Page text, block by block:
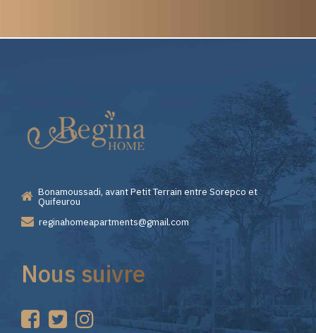
Casino
—
Premiers
Pas
sur
Choisir
Lizaro
Casino
pour
vos
Bonamoussadi, avant Petit Terrain entre Sorepco et
Quifeurou
reginahomeapartments@gmail.com
Nous suivre